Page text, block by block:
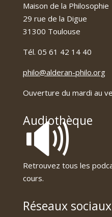
Maison de la Philosophie
29 rue de la Digue
31300 Toulouse
Tél. 05 61 42 14 40
philo@alderan-philo.org
Ouverture du mardi au
Audiothèque
🔊
Retrouvez tous les
cours.
Réseaux sociaux